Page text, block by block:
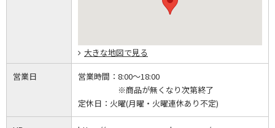
大きな地図で見る
営業日 営業時間： 8:00～18:00
※商品が無くなり次第終了
定休日： 火曜(月曜・火曜連休あり不定)